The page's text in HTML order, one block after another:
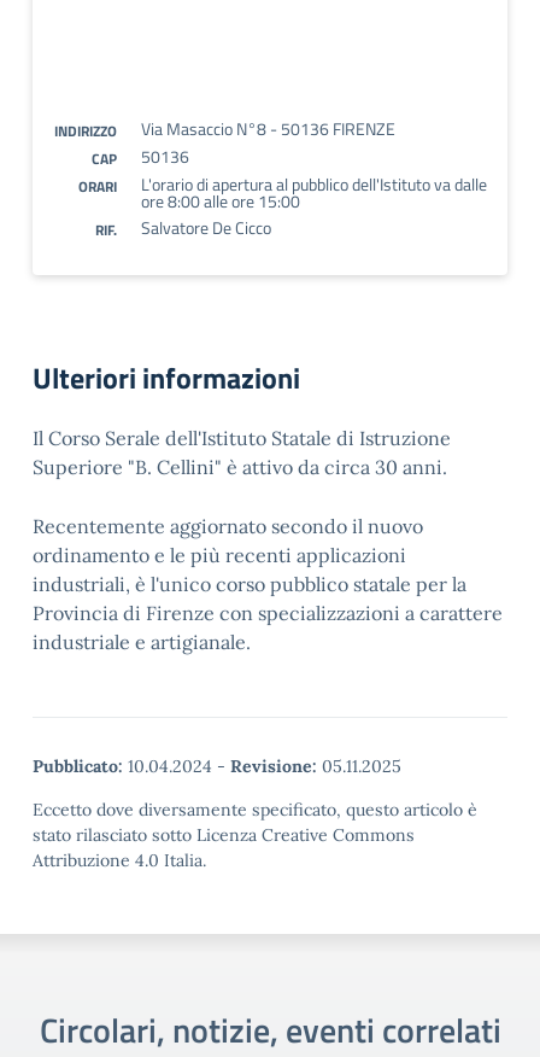
INDIRIZZO Via Masaccio N°8 - 50136 FIRENZE
CAP 50136
ORARI L'orario di apertura al pubblico dell'Istituto va dalle
ore 8:00 alle ore 15:00
RIF. Salvatore De Cicco
Ulteriori informazioni
Il Corso Serale dell'Istituto Statale di Istruzione
Superiore "B. Cellini" è attivo da circa 30 anni.
Recentemente aggiornato secondo il nuovo
ordinamento e le più recenti applicazioni
industriali, è l'unico corso pubblico statale per la
Provincia di Firenze con specializzazioni a carattere
industriale e artigianale.
Pubblicato: 10.04.2024 - Revisione: 05.11.2025
Eccetto dove diversamente specificato, questo articolo è
stato rilasciato sotto Licenza Creative Commons
Attribuzione 4.0 Italia.
Circolari, notizie, eventi correlati